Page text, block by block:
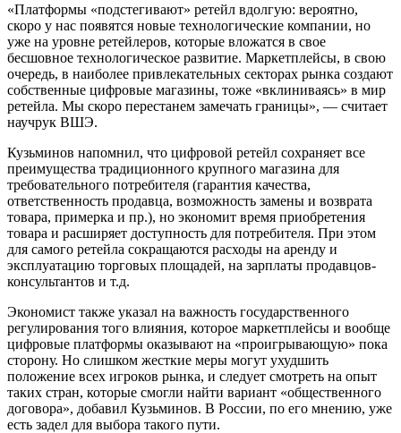
«Платформы «подстегивают» ретейл вдолгую: вероятно,
скоро у нас появятся новые технологические компании, но
уже на уровне ретейлеров, которые вложатся в свое
бесшовное технологическое развитие. Маркетплейсы, в свою
очередь, в наиболее привлекательных секторах рынка создают
собственные цифровые магазины, тоже «вклиниваясь» в мир
ретейла. Мы скоро перестанем замечать границы», — считает
научрук ВШЭ.
Кузьминов напомнил, что цифровой ретейл сохраняет все
преимущества традиционного крупного магазина для
требовательного потребителя (гарантия качества,
ответственность продавца, возможность замены и возврата
товара, примерка и пр.), но экономит время приобретения
товара и расширяет доступность для потребителя. При этом
для самого ретейла сокращаются расходы на аренду и
эксплуатацию торговых площадей, на зарплаты продавцов-
консультантов и т.д.
Экономист также указал на важность государственного
регулирования того влияния, которое маркетплейсы и вообще
цифровые платформы оказывают на «проигрывающую» пока
сторону. Но слишком жесткие меры могут ухудшить
положение всех игроков рынка, и следует смотреть на опыт
таких стран, которые смогли найти вариант «общественного
договора», добавил Кузьминов. В России, по его мнению, уже
есть задел для выбора такого пути.